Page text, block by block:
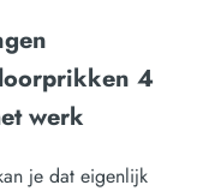
4
werk
je dat eigenlijk